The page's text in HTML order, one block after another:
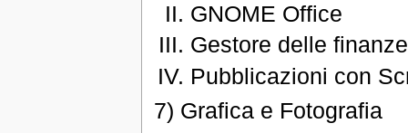
GNOME Office
Gestore delle
Pubblicazioni con
7) Grafica e Fotografia